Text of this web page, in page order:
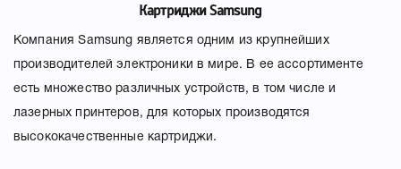
Картриджи Samsung
Компания Samsung является одним из крупнейших
производителей электроники в мире. В ее ассортименте
есть множество различных устройств, в том числе и
лазерных принтеров, для которых производятся
высококачественные картриджи.